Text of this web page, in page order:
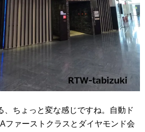
、ちょっと変な感じですね。自動ド
ファーストクラスとダイヤモンド会